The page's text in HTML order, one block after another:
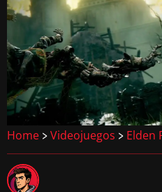
Home > Videojuegos > Elden